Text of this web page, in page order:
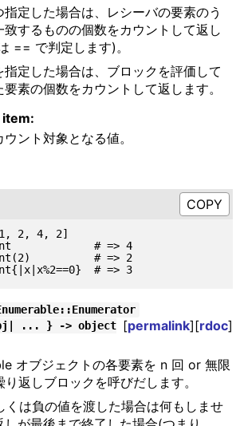
指定した場合は、レシーバの要素のう
致するものの個数をカウントして返し
== で判定します)。
指定した場合は、ブロックを評価して
素の個数をカウントして返します。
item:
ウント対象となる値。
2, 4, 2]
# => 4
# => 2
ary.count{|x|x%2==0}  # => 3
[permalink][rdoc]
... } -> object
オブジェクトの各要素を n 回 or 無限
返しブロックを呼びだします。
くは負の値を渡した場合は何もしませ